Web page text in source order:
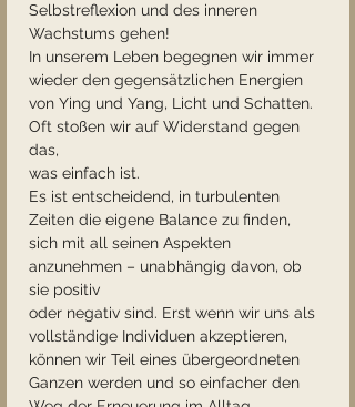
Selbstreflexion und des inneren
Wachstums gehen!
In unserem Leben begegnen wir immer
wieder den gegensätzlichen Energien
von Ying und Yang, Licht und Schatten.
Oft stoßen wir auf Widerstand gegen
das,
was einfach ist.
Es ist entscheidend, in turbulenten
Zeiten die eigene Balance zu finden,
sich mit all seinen Aspekten
anzunehmen – unabhängig davon, ob
sie positiv
oder negativ sind. Erst wenn wir uns als
vollständige Individuen akzeptieren,
können wir Teil eines übergeordneten
Ganzen werden und so einfacher den